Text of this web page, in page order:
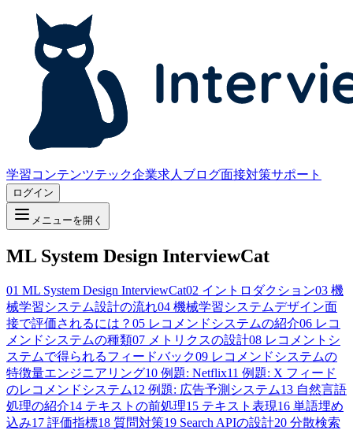
学習コンテンツテック企業求人 ブログ面接対策サポート
ログイン
メニューを開く
ML System Design InterviewCat
01 ML System Design InterviewCat02 イントロダクション03 機
械学習システム設計の流れ04 機械学習システムデザイン面
接で評価されるには？ 05 レコメンドシステムの紹介06 レコ
メンドシステムの種類07 メトリクスの設計08 レコメントシ
ステムで得られるフィードバック09 レコメンドシステムの
特徴量エンジニアリング10 例題: Netflix11 例題: X フィード
のレコメンドシステム12 例題: 広告予測システム13 自然言語
処理の紹介14 テキストの前処理15 テキスト表現16 単語埋め
込み17 評価指標18 質問対策19 Search APIの設計20 分散検索